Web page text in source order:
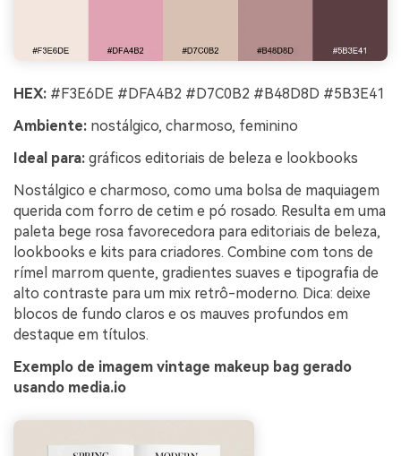
HEX: #F3E6DE #DFA4B2 #D7C0B2 #B48D8D #5B3E41
Ambiente: nostálgico, charmoso, feminino
Ideal para: gráficos editoriais de beleza e lookbooks
Nostálgico e charmoso, como uma bolsa de maquiagem
querida com forro de cetim e pó rosado. Resulta em uma
paleta bege rosa favorecedora para editoriais de beleza,
lookbooks e kits para criadores. Combine com tons de
rímel marrom quente, gradientes suaves e tipografia de
alto contraste para um mix retrô-moderno. Dica: deixe
blocos de fundo claros e os mauves profundos em
destaque em títulos.
Exemplo de imagem vintage makeup bag gerado
usando media.io